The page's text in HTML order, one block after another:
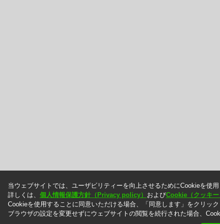
当ウェブサイトでは、ユーザビリティーを向上させるためにCookieを使
詳しくは、 個人情報保護方針（Privacy policy） およびCookie（クッキ
Cookieを使用することに同意いただける場合、「同意します」をクリッ
ブラウザの設定を変更せずにウェブサイトの閲覧を続行された場合、